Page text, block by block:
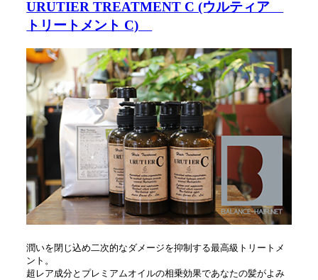
URUTIER TREATMENT C (ウルティア
トリートメント C)
潤いを閉じ込め二次的なダメージを抑制する最高級トリートメ
ント。
超レア成分とプレミアムオイルの相乗効果であなたの髪がよみ